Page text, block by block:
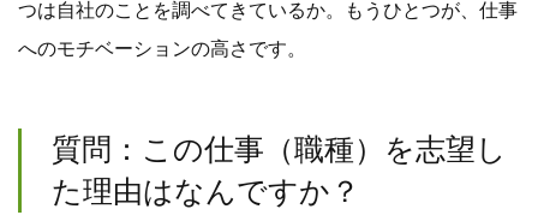
つは自社のことを調べてきているか。もうひとつが、仕事
へのモチベーションの高さです。
質問：この仕事（職種）を志望し
た理由はなんですか？